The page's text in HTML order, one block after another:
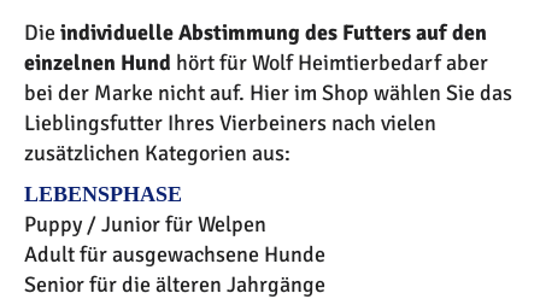
Die individuelle Abstimmung des Futters auf den
einzelnen Hund hört für Wolf Heimtierbedarf aber
bei der Marke nicht auf. Hier im Shop wählen Sie das
Lieblingsfutter Ihres Vierbeiners nach vielen
zusätzlichen Kategorien aus:
LEBENSPHASE
Puppy / Junior für Welpen
Adult für ausgewachsene Hunde
Senior für die älteren Jahrgänge